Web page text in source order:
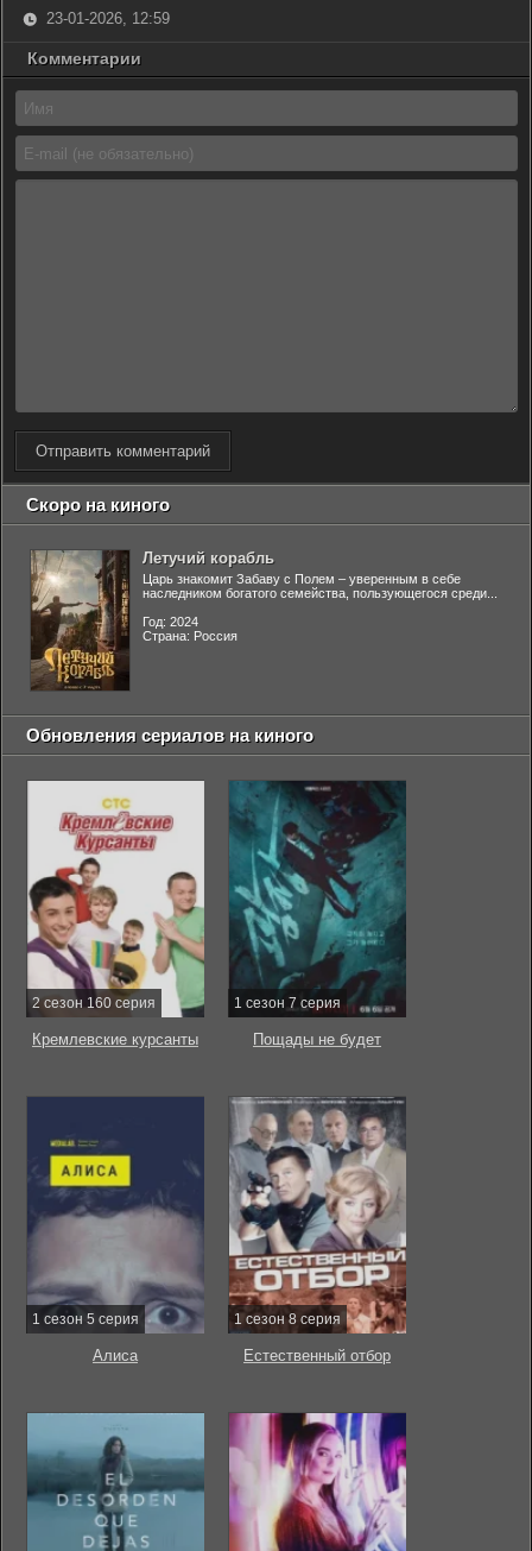
23-01-2026, 12:59
Комментарии
Отправить комментарий
Скоро на киного
Летучий корабль
Царь знакомит Забаву с Полем – уверенным в себе
наследником богатого семейства, пользующегося среди...
Год: 2024
Страна: Россия
Обновления сериалов на киного
2 сезон 160 серия
Кремлевские курсанты
1 сезон 7 серия
Пощады не будет
1 сезон 5 серия
Алиса
1 сезон 8 серия
Естественный отбор